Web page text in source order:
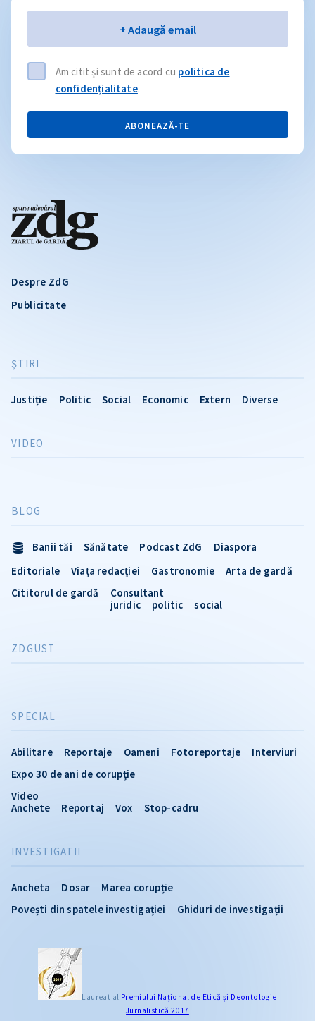
Despre ZdG
Publicitate
ŞTIRI
Justiție Politic Social Economic Extern Diverse
INVESTIGATII
Ancheta Dosar
Marea corupție
Povești din spatele investigației
Ghiduri de investigații
VIDEO
SPECIAL
Abilitare Reportaje Oameni Fotoreportaje
Interviuri
Expo 30 de ani de corupție
Video
Anchete
Reportaj Vox Stop-cadru
BLOG
Banii tăi Sănătate Podcast ZdG
Diaspora
Editoriale
Viața redacției Gastronomie
Arta de gardă
Cititorul de gardă
Consultant
juridic
politic social
ZDGUST
+ Adaugă email
Am citit și sunt de acord cu politica de
confidențialitate.
ABONEAZĂ-TE
Laureat al Premiului Naţional de Etică și Deontologie
Jurnalistică 2017
CITEȘTE